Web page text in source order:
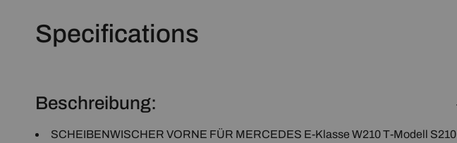
Specifications
Beschreibung:
SCHEIBENWISCHER VORNE FÜR MERCEDES E-Klasse W210 T-Modell S210